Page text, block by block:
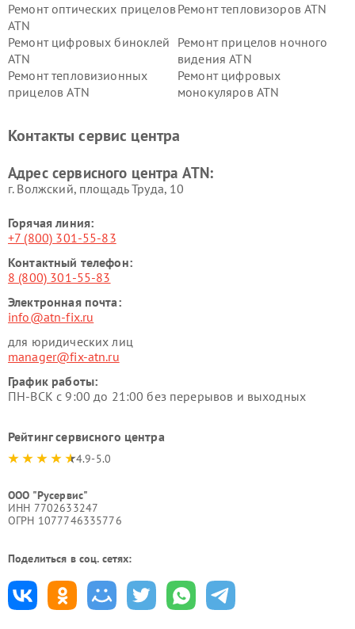
Ремонт оптических прицелов
ATN
Ремонт тепловизоров ATN
Ремонт цифровых биноклей
ATN
Ремонт прицелов ночного
видения ATN
Ремонт тепловизионных
прицелов ATN
Ремонт цифровых
монокуляров ATN
Контакты сервис центра
Адрес сервисного центра ATN:
г. Волжский, площадь Труда, 10
Горячая линия:
+7 (800) 301-55-83
Контактный телефон:
8 (800) 301-55-83
Электронная почта:
info@atn-fix.ru
для юридических лиц
manager@fix-atn.ru
График работы:
ПН-ВСК с 9:00 до 21:00 без перерывов и выходных
Рейтинг сервисного центра
4.9-5.0
ООО "Русервис"
ИНН 7702633247
ОГРН 1077746335776
Поделиться в соц. сетях: